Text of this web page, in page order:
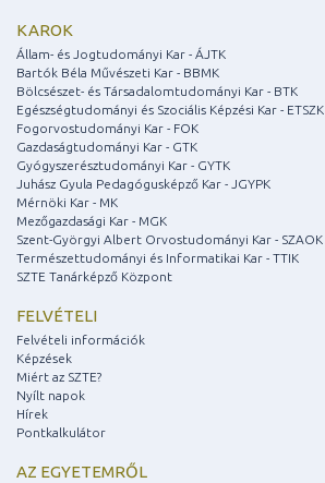
KAROK
Állam- és Jogtudományi Kar - ÁJTK
Bartók Béla Művészeti Kar - BBMK
Bölcsészet- és Társadalomtudományi Kar - BTK
Egészségtudományi és Szociális Képzési Kar - ETSZK
Fogorvostudományi Kar - FOK
Gazdaságtudományi Kar - GTK
Gyógyszerésztudományi Kar - GYTK
Juhász Gyula Pedagógusképző Kar - JGYPK
Mérnöki Kar - MK
Mezőgazdasági Kar - MGK
Szent-Györgyi Albert Orvostudományi Kar - SZAOK
Természettudományi és Informatikai Kar - TTIK
SZTE Tanárképző Központ
FELVÉTELI
Felvételi információk
Képzések
Miért az SZTE?
Nyílt napok
Hírek
Pontkalkulátor
AZ EGYETEMRŐL